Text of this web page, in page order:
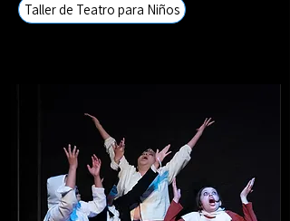
Taller de Teatro para Niños